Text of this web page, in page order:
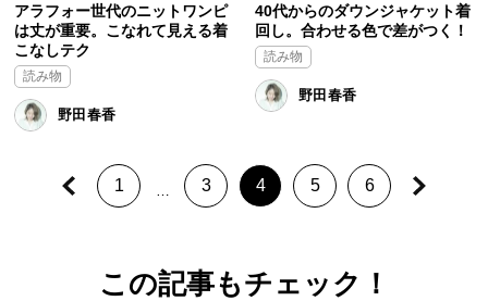
アラフォー世代のニットワンピ
は丈が重要。こなれて見える着
こなしテク
読み物
野田春香
40代からのダウンジャケット着
回し。合わせる色で差がつく！
読み物
野田春香
1 … 3 4 5 6
この記事もチェック！